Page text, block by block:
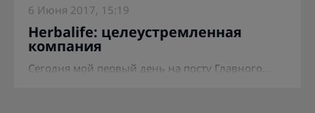
6 Июня 2017, 15:19
Herbalife: целеустремленная
компания
Сегодня мой первый день на посту Главного...